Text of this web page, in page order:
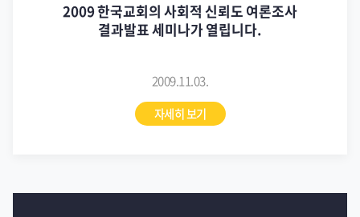
2009 한국교회의 사회적 신뢰도 여론조사
결과발표 세미나가 열립니다.
2009.11.03.
자세히 보기